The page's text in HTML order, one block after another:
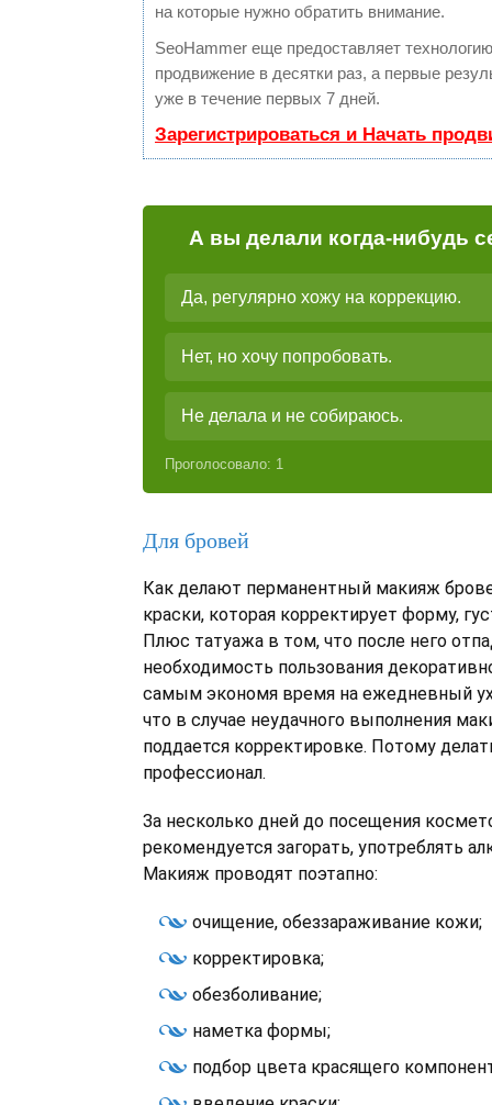
на которые нужно обратить внимание.
SeoHammer еще предоставляет
продвижение в десятки раз, а первые
уже в течение первых 7 дней.
Зарегистрироваться и Начать
А вы делали когда-нибудь
Да, регулярно хожу на коррекцию.
Нет, но хочу попробовать.
Не делала и не собираюсь.
Проголосовало: 1
Для бровей
Как делают перманентный макияж
краски, которая корректирует форму,
Плюс татуажа в том, что после него
необходимость пользования
самым экономя время на ежедневный
что в случае неудачного выполнения
поддается корректировке. Потому
профессионал.
За несколько дней до посещения
рекомендуется загорать, употреблять
Макияж проводят поэтапно:
очищение, обеззараживание кожи;
корректировка;
обезболивание;
наметка формы;
подбор цвета красящего